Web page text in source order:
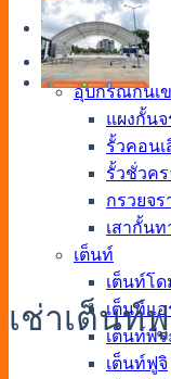
หน้าหลัก
สินค้าทั้งหมด
อุปกรณ์กั้นเ
แผงกั้นจ
รั้วคอนเ
รั้วชั่วคร
กรวยจร
เสากั้นท
เต็นท์
เต็นท์โด
เต็นท์แอ
เต็นท์พี
เต็นท์ฟูจิ
เช่าเต็นท์